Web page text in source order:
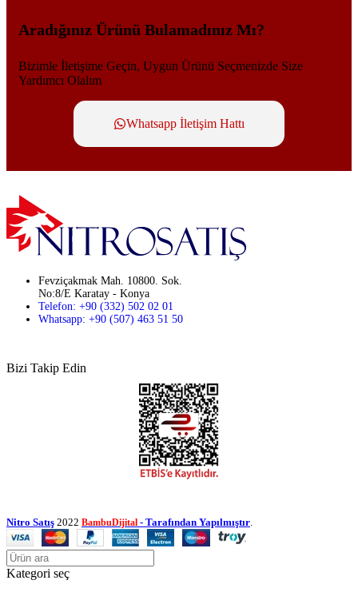
Aradığınız Ürünü Bulamadınız Mı?
Bizimle İletişime Geçin, Uygun Ürünü Seçmenizde Size
Yardımcı Olalım
Whatsapp İletişim Hattı
Fevziçakmak Mah. 10800. Sok.
No:8/E Karatay - Konya
Telefon: +90 (332) 502 02 01
Whatsapp: +90 (507) 463 51 50
Bizi Takip Edin
Nitro Satış 2022 BambuDijital - Tarafından Yapılmıştır
Kategori seç